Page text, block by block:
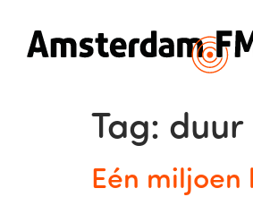
Tag: duur
Eén